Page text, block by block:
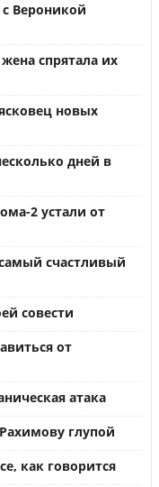
Вероникой
спрятала их
новых
дней в
2 устали от
счастливый
совести
от
атака
глупой
как говорится